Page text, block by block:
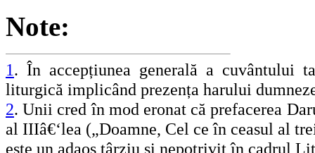
Note:
1. În accepțiunea generală a cuvântului
liturgică implicând prezența harului
2. Unii cred în mod eronat că prefacerea
al IIIâ€‘lea („Doamne, Cel ce în ceasul al
este un adaos târziu și nepotrivit în cadrul